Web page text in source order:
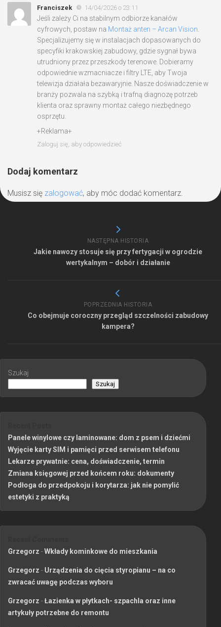
Franciszek 14/04/2026 o 23:11
Jeśli zależy Ci na stabilnym odbiorze kanałów
cyfrowych, postaw na Montaż anten – Arcan Vision.
Specjalizujemy się w instalacjach dopasowanych do
specyfiki krakowskiej zabudowy, gdzie sygnał bywa
utrudniony przez przeszkody terenowe. Dobieramy
odpowiednie wzmacniacze i filtry LTE, aby Twoja
telewizja działała bezawaryjnie. Nasze doświadczenie w
branży pozwala na szybką i trafną diagnozę potrzeb
klienta oraz sprawny montaż całego niezbędnego
osprzętu.
+Reklama+
Zaloguj się, aby odpowiedzieć
Dodaj komentarz
Musisz się zalogować, aby móc dodać komentarz.
NASTĘPNA HISTORIA
Jakie nawozy stosuje się przy fertygacji w ogrodzie
wertykalnym – dobór i działanie
POPRZEDNIA HISTORIA
Co obejmuje coroczny przegląd szczelności zabudowy
kampera?
Szukaj
Szukaj
Panele winylowe czy laminowane: dom z psem i dziećmi
Wyjęcie karty SIM i pamięci przed serwisem telefonu
Lekarze prywatnie: cena, doświadczenie, termin
Zmiana księgowej przed końcem roku: dokumenty
Podłoga do przedpokoju i korytarza: jak nie pomylić
estetyki z praktyką
Grzegorz -Wkłady kominkowe do mieszkania
Grzegorz - Urządzenia do cięcia styropianu – na co
zwracać uwagę podczas wyboru
Grzegorz -Łazienka w płytkach- szpachla oraz inne
artykuły potrzebne do remontu